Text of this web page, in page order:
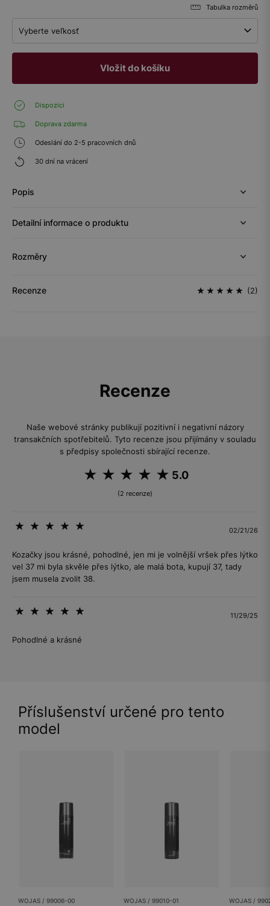
Tabulka rozměrů
Vyberte veľkosť
Vložit do košíku
Dispozici
Doprava zdarma
Odeslání do 2-5 pracovních dnů
30 dní na vrácení
Popis
Detailní informace o produktu
Rozměry
Recenze (2)
Recenze
Naše webové stránky publikují pozitivní i negativní názory
transakčních spotřebitelů. Tyto recenze jsou přijímány v souladu
s předpisy společnosti sbírající recenze.
5.0
(2 recenze)
02/21/26
Kozačky jsou krásné, pohodlné, jen mi je volnější vršek přes lýtko
vel 37 mi byla skvěle přes lýtko, ale malá bota, kupují 37, tady
jsem musela zvolit 38.
11/29/25
Pohodlné a krásné
Příslušenství určené pro tento
model
WOJAS / 99006-00 WOJAS / 99010-01 WOJAS /